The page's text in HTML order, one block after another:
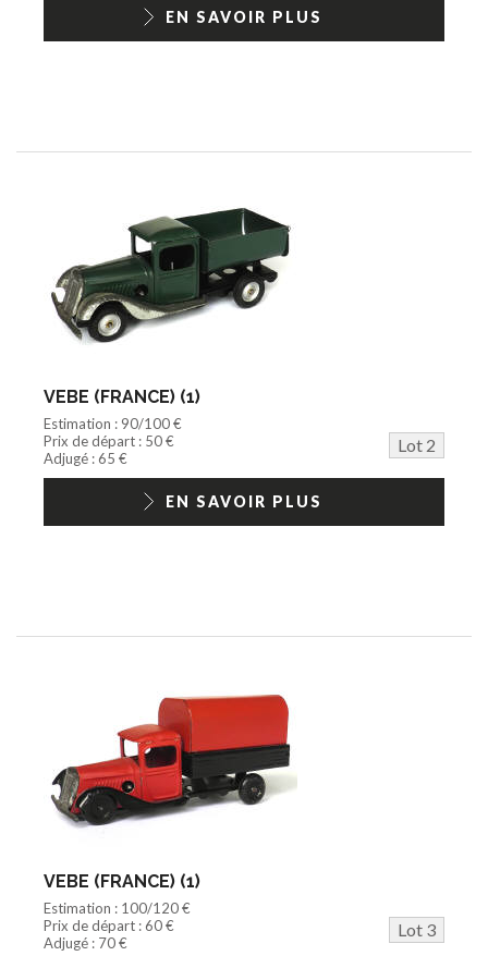
1/18ème moderneEN SAVOIR PLUS
VEBE (FRANCE) (1)
Estimation : 90/100 €
Prix de départ : 50 €
Lot 2
Adjugé : 65 €
EN SAVOIR PLUS
VEBE (FRANCE) (1)
Estimation : 100/120 €
Prix de départ : 60 €
Lot 3
Adjugé : 70 €